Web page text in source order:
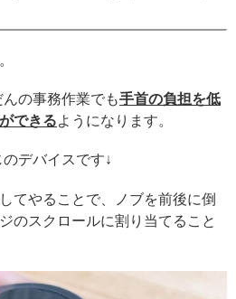
の事務作業でも手首の負担を低
できるようになります。
デバイスです↓
てやることで、ノブを前後に倒
のスクロールに割り当てること